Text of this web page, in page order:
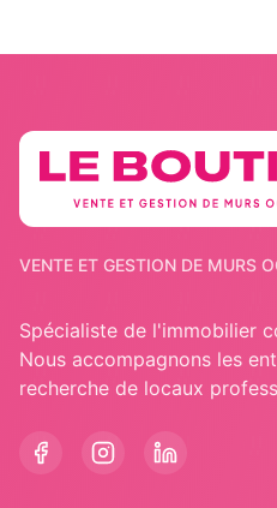
VENTE ET GESTION DE MURS
Spécialiste de l'immobilier
Nous accompagnons les
recherche de locaux